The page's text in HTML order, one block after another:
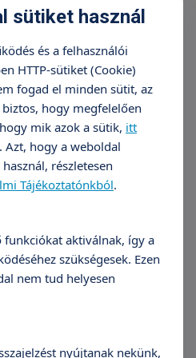
szinte maradéktalanul
hegesedés esetén
kockázata.
során a bőr alatti
ezáltal az ujjak
javul. A beavatkozás
húr továbbra is a bőr
kiújulásának a
évben akár 50-60
plasztikai sebészeti
bőre alatta lévő húrokat
a betegség
amikor az ujjak
kivitelezhető, mert a
kontraktúra miatt idővel
sütiket használ
és a felhasználói
HTTP-sütiket (Cookie)
fogad el minden sütit, az
hogy megfelelően
mik azok a sütik, itt
Azt, hogy a weboldal
részletesen
Tájékoztatónkból.
funkciókat aktiválnak, így a
szükségesek. Ezen
nem tud helyesen
nyújtanak nekünk,